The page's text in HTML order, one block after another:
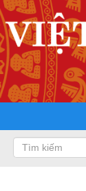
Tư nhân Việt